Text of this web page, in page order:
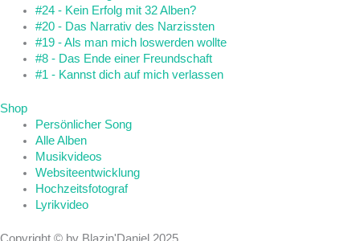
#24 - Kein Erfolg mit 32 Alben?
#20 - Das Narrativ des Narzissten
#19 - Als man mich loswerden wollte
#8 - Das Ende einer Freundschaft
#1 - Kannst dich auf mich verlassen
Shop
Persönlicher Song
Alle Alben
Musikvideos
Websiteentwicklung
Hochzeitsfotograf
Lyrikvideo